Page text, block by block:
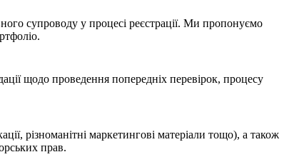
супроводу у процесі реєстрації. Ми пропонуємо
щодо проведення попередніх перевірок, процесу
різноманітні маркетингові матеріали тощо), а також
прав.